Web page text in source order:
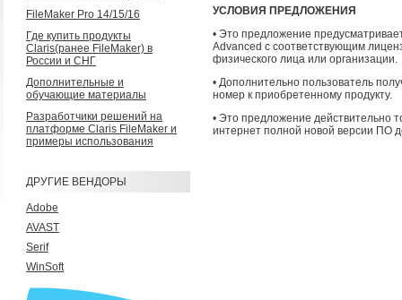
FileMaker Pro 14/15/16
Где купить продукты
Claris(ранее FileMaker) в
России и СНГ
Дополнительные и
обучающие материалы
Разработчики решений на
платформе Claris FileMaker и
примеры использования
ДРУГИЕ ВЕНДОРЫ
Adobe
AVAST
Serif
WinSoft
УСЛОВИЯ ПРЕДЛОЖЕНИЯ
• Это предложение
Advanced с соответствующим
физического лица или организации.
• Дополнительно пользователь
номер к приобретенному продукту.
• Это предложение действительно
интернет полной новой версии ПО